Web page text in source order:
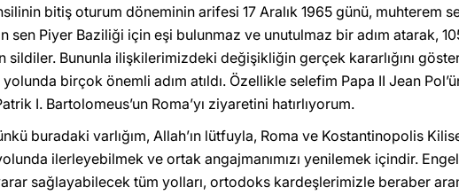
bitiş oturum döneminin arifesi 17 Aralık 1965 günü, muhterem
sen Piyer Baziliği için eşi bulunmaz ve unutulmaz bir adım atarak,
sildiler. Bununla ilişkilerimizdeki değişikliğin gerçek kararlığını
birçok önemli adım atıldı. Özellikle selefim Papa II Jean
I. Bartolomeus’un Roma’yı ziyaretini hatırlıyorum.
buradaki varlığım, Allah’ın lütfuyla, Roma ve Kostantinopolis
ilerleyebilmek ve ortak angajmanımızı yenilemek içindir.
sağlayabilecek tüm yolları, ortodoks kardeşlerimizle beraber